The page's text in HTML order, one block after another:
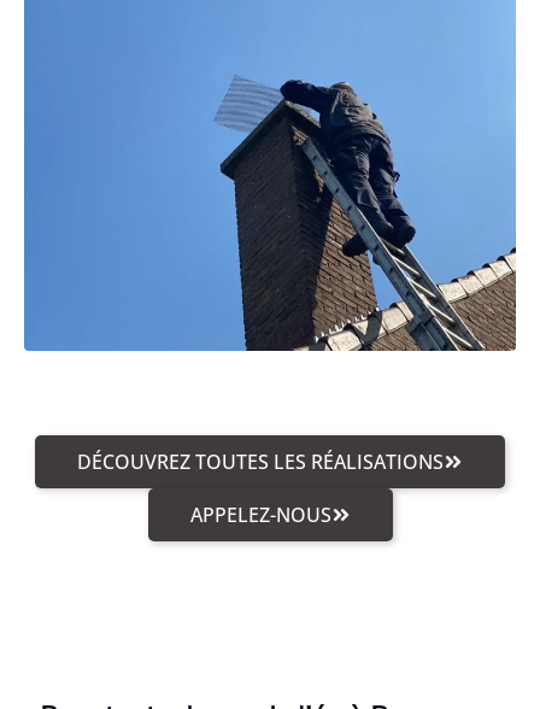
DÉCOUVREZ TOUTES LES RÉALISATIONS
APPELEZ-NOUS